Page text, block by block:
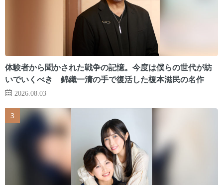
体験者から聞かされた戦争の記憶。今度は僕らの世代が紡
いでいくべき 錦織一清の手で復活した榎本滋民の名作
2026.08.03